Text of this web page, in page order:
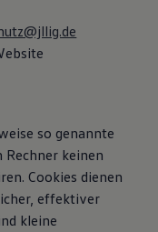
so genannte
Rechner keinen
Cookies dienen
effektiver
kleine